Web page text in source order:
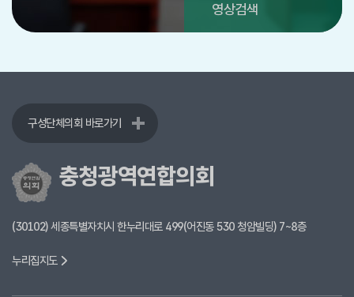
영상검색
구성단체의회 바로가기
충청광역연합의회
(30102) 세종특별자치시 한누리대로 499(어진동 530 청암빌딩) 7~8층
누리집지도